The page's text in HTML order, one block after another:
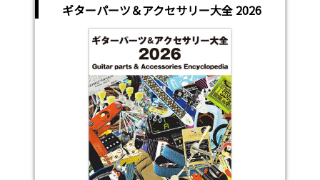
ギターパーツ＆アクセサリー大全 2026